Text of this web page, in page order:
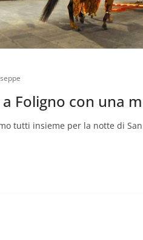
Foligno con una
tutti insieme per la notte di